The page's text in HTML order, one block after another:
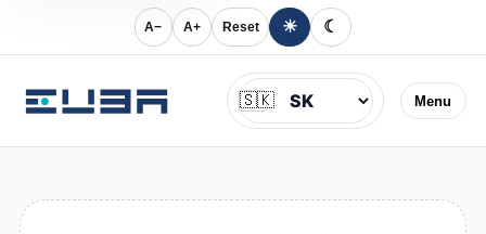
A− A+ Reset ☀ ☾
Menu
Jazyk
🇸🇰